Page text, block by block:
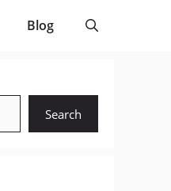
Blog
Search